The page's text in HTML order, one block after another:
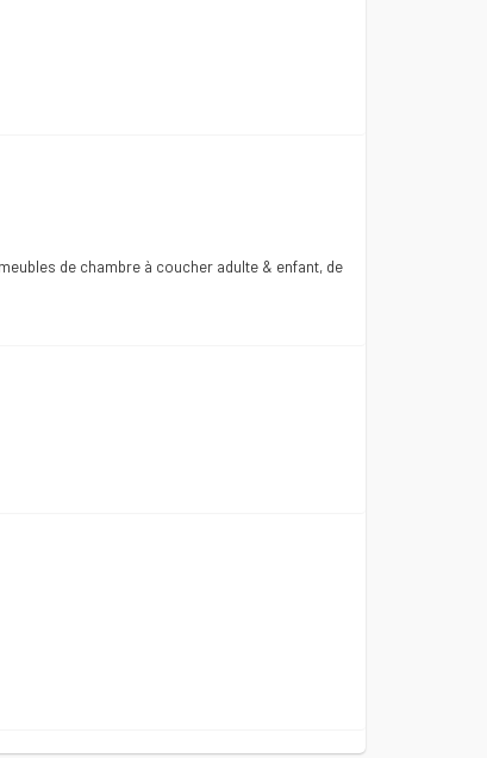
de chambre à coucher adulte & enfant, de